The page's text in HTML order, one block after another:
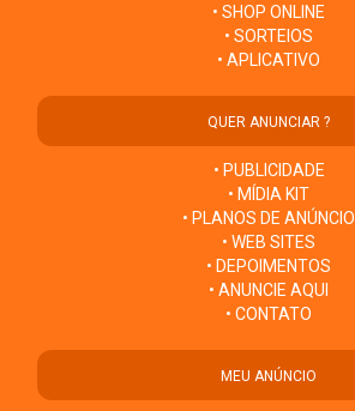
• SHOP ONLINE
• SORTEIOS
• APLICATIVO
QUER ANUNCIAR ?
• PUBLICIDADE
• MÍDIA KIT
• PLANOS DE ANÚNCIO
• WEB SITES
• DEPOIMENTOS
• ANUNCIE AQUI
• CONTATO
MEU ANÚNCIO